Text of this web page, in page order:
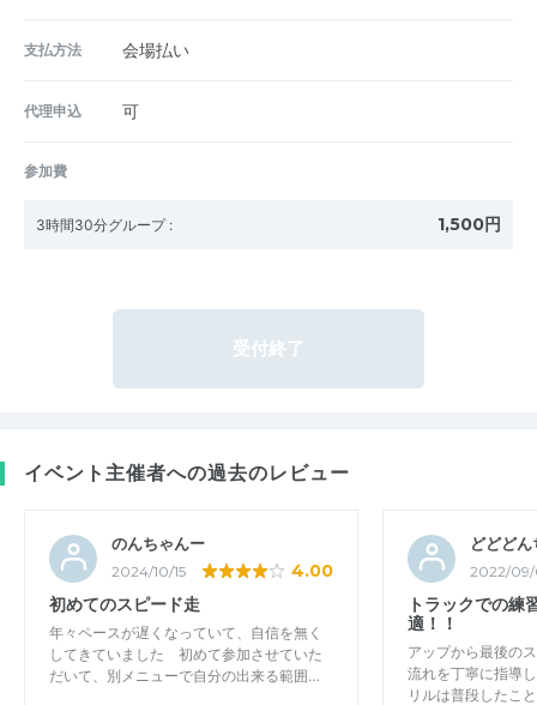
支払方法 会場払い
代理申込 可
参加費
3時間30分グループ : 1,500円
受付終了
イベント主催者への過去のレビュー
のんちゃんー
2024/10/15 4.00
初めてのスピード走
年々ペースが遅くなっていて、自信を無く
してきていました 初めて参加させていた
だいて、別メニューで自分の出来る範囲…
どどど
2022/
トラックでの練
適！！
アップから最後の
流れを丁寧に指導
リルは普段したこ